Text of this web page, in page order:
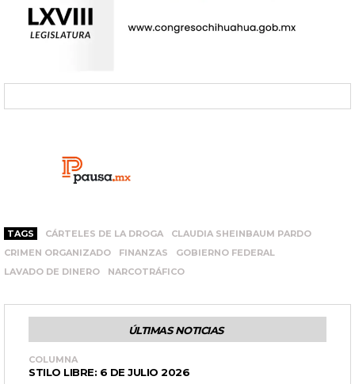
TAGS CÁRTELES DE LA DROGA
CLAUDIA SHEINBAUM PARDO
CRIMEN ORGANIZADO
FINANZAS
GOBIERNO FEDERAL
LAVADO DE DINERO
NARCOTRÁFICO
ÚLTIMAS NOTICIAS
COLUMNA
STILO LIBRE: 6 DE JULIO 2026